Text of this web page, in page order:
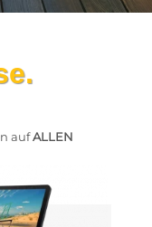
aufALLEN